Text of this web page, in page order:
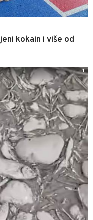
kokain i više od
1